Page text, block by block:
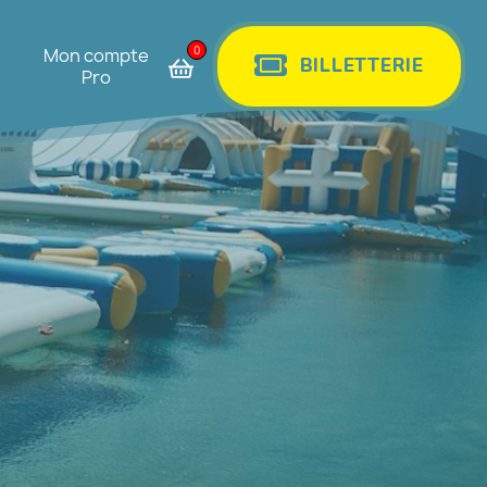
Mon compte
Pro
0
BILLETTERIE